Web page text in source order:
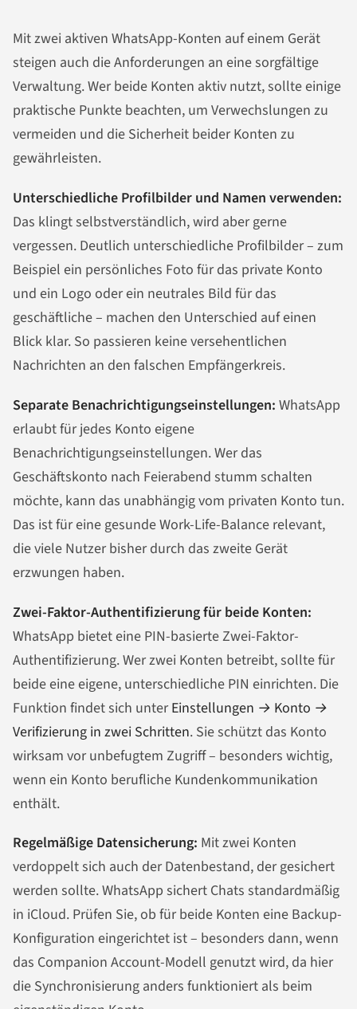
Mit zwei aktiven WhatsApp-Konten auf einem Gerät
steigen auch die Anforderungen an eine sorgfältige
Verwaltung. Wer beide Konten aktiv nutzt, sollte einige
praktische Punkte beachten, um Verwechslungen zu
vermeiden und die Sicherheit beider Konten zu
gewährleisten.
Unterschiedliche Profilbilder und Namen verwenden:
Das klingt selbstverständlich, wird aber gerne
vergessen. Deutlich unterschiedliche Profilbilder – zum
Beispiel ein persönliches Foto für das private Konto
und ein Logo oder ein neutrales Bild für das
geschäftliche – machen den Unterschied auf einen
Blick klar. So passieren keine versehentlichen
Nachrichten an den falschen Empfängerkreis.
Separate Benachrichtigungseinstellungen: WhatsApp
erlaubt für jedes Konto eigene
Benachrichtigungseinstellungen. Wer das
Geschäftskonto nach Feierabend stumm schalten
möchte, kann das unabhängig vom privaten Konto tun.
Das ist für eine gesunde Work-Life-Balance relevant,
die viele Nutzer bisher durch das zweite Gerät
erzwungen haben.
Zwei-Faktor-Authentifizierung für beide Konten:
WhatsApp bietet eine PIN-basierte Zwei-Faktor-
Authentifizierung. Wer zwei Konten betreibt, sollte für
beide eine eigene, unterschiedliche PIN einrichten. Die
Funktion findet sich unterEinstellungen → Konto →
Verifizierung in zwei Schritten. Sie schützt das Konto
wirksam vor unbefugtem Zugriff – besonders wichtig,
wenn ein Konto berufliche Kundenkommunikation
enthält.
Regelmäßige Datensicherung: Mit zwei Konten
verdoppelt sich auch der Datenbestand, der gesichert
werden sollte. WhatsApp sichert Chats standardmäßig
in iCloud. Prüfen Sie, ob für beide Konten eine Backup-
Konfiguration eingerichtet ist – besonders dann, wenn
das Companion Account-Modell genutzt wird, da hier
die Synchronisierung anders funktioniert als beim